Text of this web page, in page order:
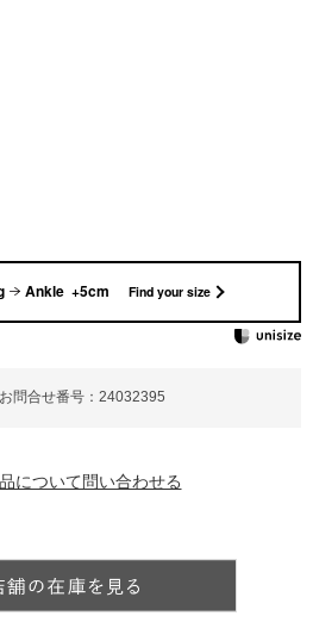
問合せ番号：24032395
について問い合わせる
Ankle +5cm Find your size